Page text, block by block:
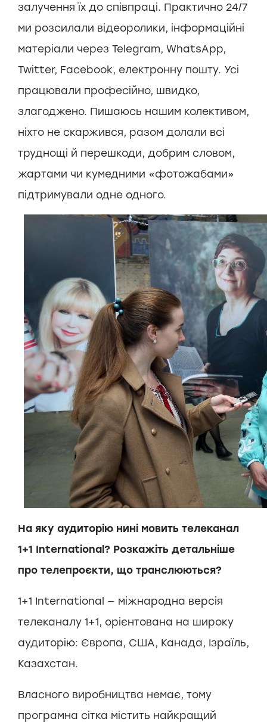
залучення їх до співпраці. Практично 24/7
ми розсилали відеоролики, інформаційні
матеріали через Telegram, WhatsApp,
Twitter, Facebook, електронну пошту. Усі
працювали професійно, швидко,
злагоджено. Пишаюсь нашим колективом,
ніхто не скаржився, разом долали всі
труднощі й перешкоди, добрим словом,
жартами чи кумедними «фотожабами»
підтримували одне одного.
На яку аудиторію нині мовить телеканал
1+1 International? Розкажіть детальніше
про телепроєкти, що транслюються?
1+1 International — міжнародна версія
телеканалу 1+1, орієнтована на широку
аудиторію: Європа, США, Канада, Ізраїль,
Казахстан.
Власного виробництва немає, тому
програмна сітка містить найкращий